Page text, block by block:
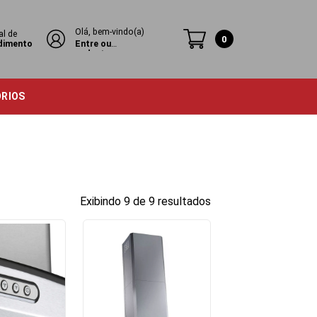
de
Olá, bem-vindo(a)
Entre ou
cadastre-se
0
Exibindo 9 de 9 resultados